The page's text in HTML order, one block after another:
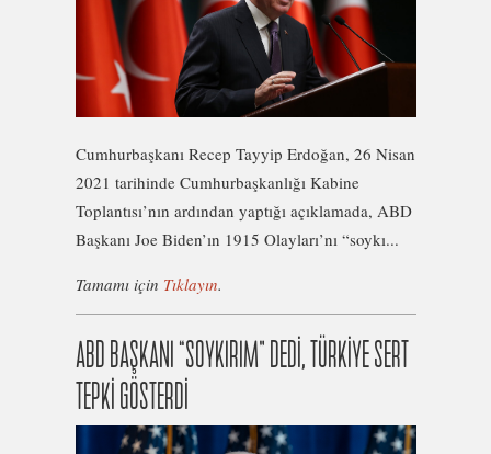
Cumhurbaşkanı Recep Tayyip Erdoğan, 26 Nisan
2021 tarihinde Cumhurbaşkanlığı Kabine
Toplantısı’nın ardından yaptığı açıklamada, ABD
Başkanı Joe Biden’ın 1915 Olayları’nı “soykı...
Tamamı için Tıklayın.
ABD BAŞKANI “SOYKIRIM” DEDİ, TÜRKİYE SERT
TEPKİ GÖSTERDİ